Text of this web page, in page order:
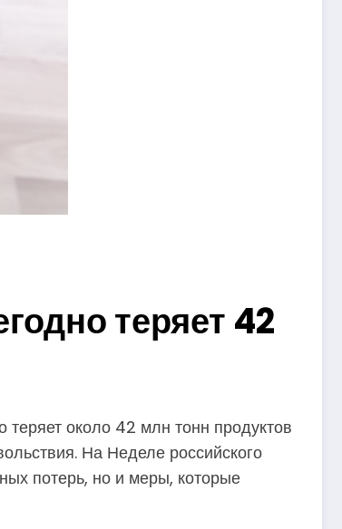
теряет 42
около 42 млн тонн продуктов
На Неделе российского
потерь, но и меры, которые